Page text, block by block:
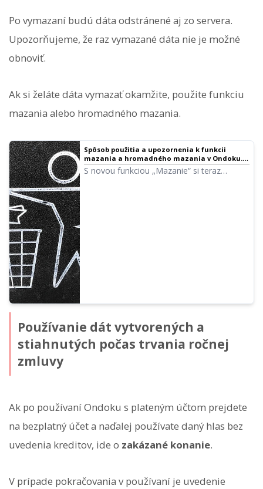
Po vymazaní budú dáta odstránené aj zo servera.
Upozorňujeme, že raz vymazané dáta nie je možné
obnoviť.
Ak si želáte dáta vymazať okamžite, použite funkciu
mazania alebo hromadného mazania.
Spôsob použitia a upozornenia k funkcii
mazania a hromadného mazania v Ondoku.
Odstránenie textu a dát z histórie a servera |
Softvér na prevod textu na reč Ondoku
S novou funkciou „Mazanie“ si teraz
Používanie dát vytvorených a
stiahnutých počas trvania ročnej
zmluvy
Ak po používaní Ondoku s plateným účtom prejdete
na bezplatný účet a naďalej používate daný hlas bez
uvedenia kreditov, ide o zakázané konanie.
V prípade pokračovania v používaní je uvedenie